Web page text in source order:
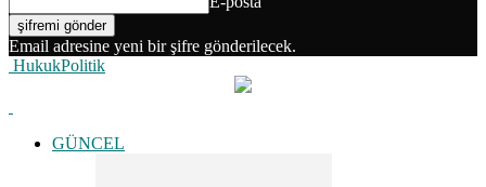
Email adresine yeni bir şifre gönderilecek.
HukukPolitik
GÜNCEL